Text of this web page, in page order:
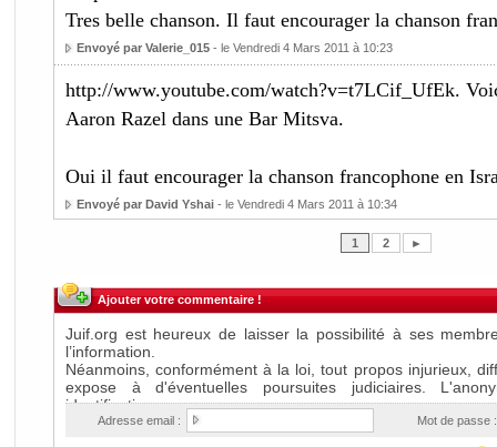
Tres belle chanson. Il faut encourager la chanson
Envoyé par Valerie_015- le Vendredi 4 Mars 2011 à 10:23
http://www.youtube.com/watch?v=t7LCif_UfEk.
Aaron Razel dans une Bar Mitsva.
Oui il faut encourager la chanson francophone en
Envoyé par David Yshai- le Vendredi 4 Mars 2011 à 10:34
1 2 ►
Ajouter votre commentaire !
Adresse email : Mot de passe :